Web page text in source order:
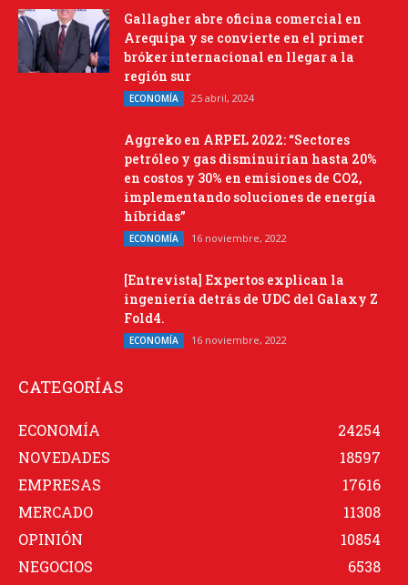
Gallagher abre oficina comercial en
Arequipa y se convierte en el primer
bróker internacional en llegar a la
región sur
ECONOMÍA 25 abril, 2024
Aggreko en ARPEL 2022: “Sectores
petróleo y gas disminuirían hasta 20%
en costos y 30% en emisiones de CO2,
implementando soluciones de energía
híbridas”
ECONOMÍA 16 noviembre, 2022
[Entrevista] Expertos explican la
ingeniería detrás de UDC del Galaxy Z
Fold4.
ECONOMÍA 16 noviembre, 2022
CATEGORÍAS
ECONOMÍA
24254
NOVEDADES
18597
EMPRESAS
17616
MERCADO
11308
OPINIÓN
10854
NEGOCIOS
6538